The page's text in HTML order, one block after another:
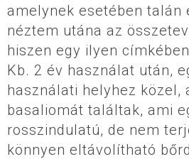
amelynek esetében talán
néztem utána az
hiszen egy ilyen
Kb. 2 év használat után,
használati helyhez közel,
basaliomát találtak, ami
rosszindulatú, de nem
könnyen eltávolítható